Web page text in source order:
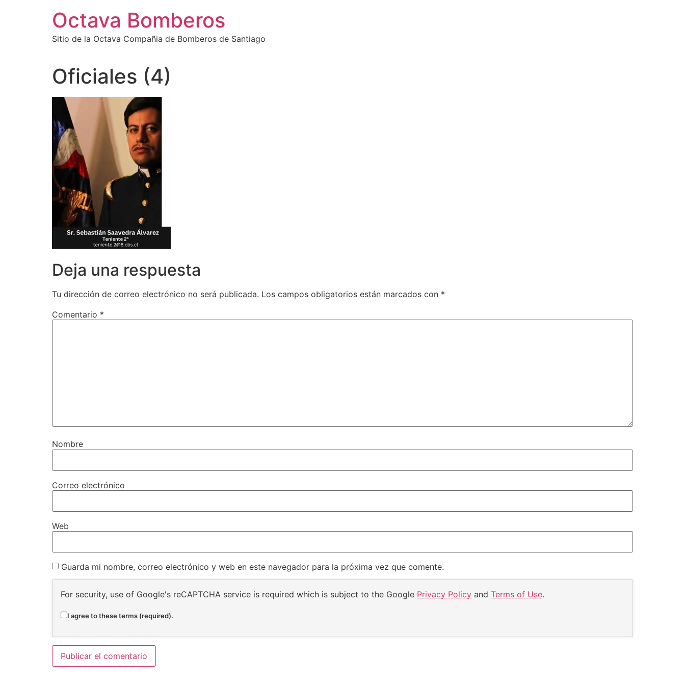
Octava Bomberos
Sitio de la Octava Compañia de Bomberos de Santiago
Oficiales (4)
Deja una respuesta
Tu dirección de correo electrónico no será publicada. Los campos obligatorios están marcados con *
Comentario *
Nombre
Correo electrónico
Web
Guarda mi nombre, correo electrónico y web en este navegador para la próxima vez que comente.
For security, use of Google's reCAPTCHA service is required which is subject to the Google Privacy Policy and Terms of Use.
I agree to these terms (required).